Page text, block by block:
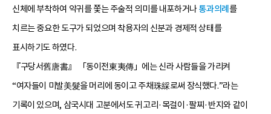
신체에 부착하여 악귀를 쫓는 주술적 의미를 내포하거나통과의례 를
치르는 중요한 도구가 되었으며 착용자의 신분과 경제적 상태를
표시하기도 하였다.
『구당서舊唐書』 「동이전東夷傳」에는 신라 사람들을 가리켜
“여자들이 미발美髮을 머리에 동이고 주채珠綵로써 장식했다.”라는
기록이 있으며, 삼국시대 고분에서도 귀고리·목걸이·팔찌·반지와 같이